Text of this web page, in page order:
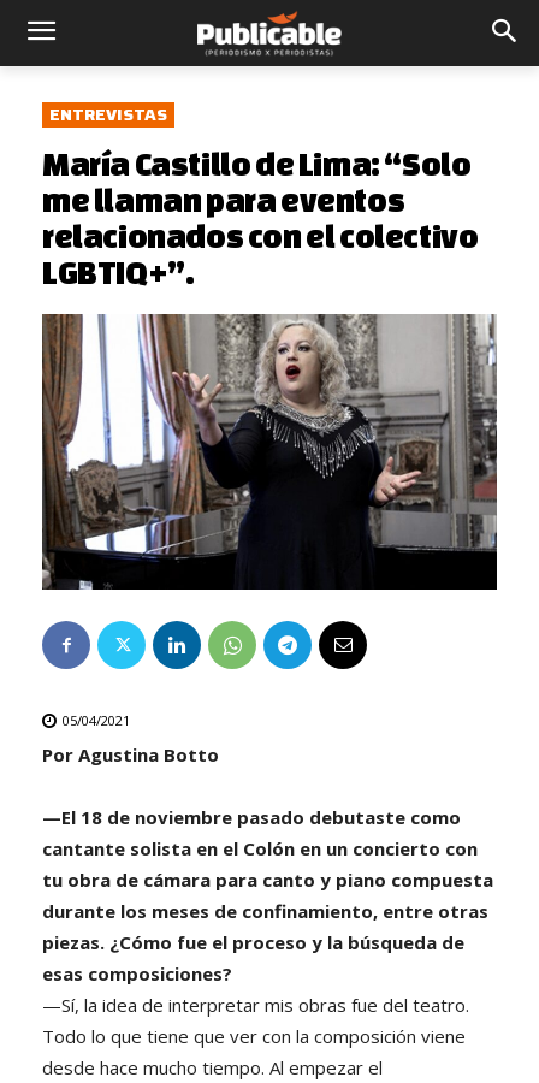
ENTREVISTAS
María Castillo de Lima: “Solo
me llaman para eventos
relacionados con el colectivo
LGBTIQ+”.
05/04/2021
Por Agustina Botto
—El 18 de noviembre pasado debutaste como
cantante solista en el Colón en un concierto con
tu obra de cámara para canto y piano compuesta
durante los meses de confinamiento, entre otras
piezas. ¿Cómo fue el proceso y la búsqueda de
esas composiciones?
—Sí, la idea de interpretar mis obras fue del teatro.
Todo lo que tiene que ver con la composición viene
desde hace mucho tiempo. Al empezar el